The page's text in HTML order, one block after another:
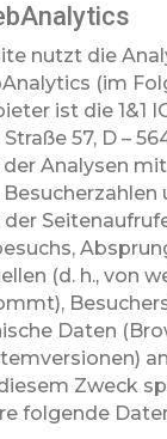
nutzt die
(im
ist die 1&1
57, D –
Analysen
Besucherzahlen
der
(d. h., von
Daten
Zweck
folgende